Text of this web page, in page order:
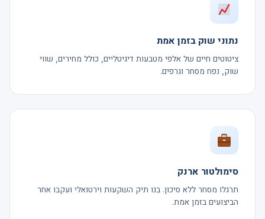
נתוני שוק בזמן אמת
ציטוטים חיים של אלפי מטבעות דיגיטליים, כולל מחירים, שווי
שוק, נפח מסחר וגרפים.
סימולטור ארנק
תרגלו מסחר ללא סיכון. בנו תיק השקעות וירטואלי ועקבו אחר
הביצועים בזמן אמת.